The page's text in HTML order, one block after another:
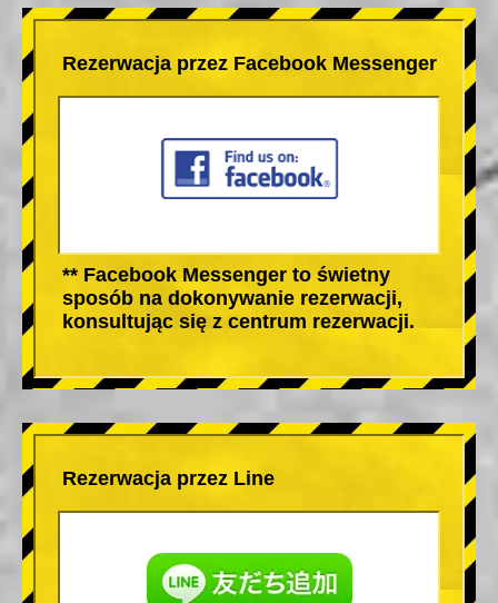
Rezerwacja przez Facebook Messenger
** Facebook Messenger to świetny
sposób na dokonywanie rezerwacji,
konsultując się z centrum rezerwacji.
Rezerwacja przez Line